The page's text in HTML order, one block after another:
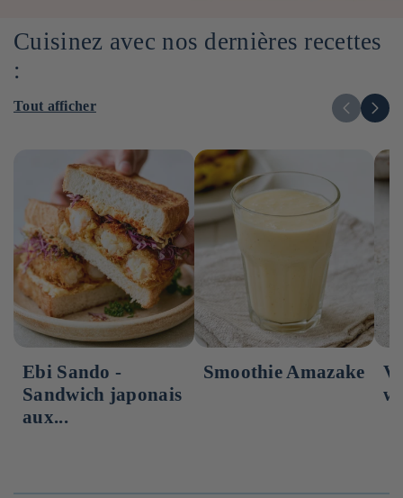
Cuisinez avec nos dernières recettes
:
Tout afficher
Ebi Sando -
Sandwich japonais
aux...
Smoothie Amazake